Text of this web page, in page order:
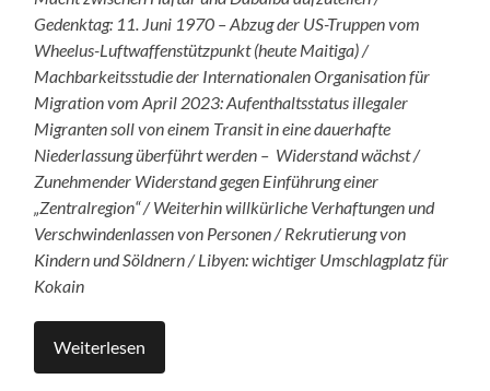
Gedenktag: 11. Juni 1970 – Abzug der US-Truppen vom
Wheelus-Luftwaffenstützpunkt (heute Maitiga) /
Machbarkeitsstudie der Internationalen Organisation für
Migration vom April 2023: Aufenthaltsstatus illegaler
Migranten soll von einem Transit in eine dauerhafte
Niederlassung überführt werden – Widerstand wächst /
Zunehmender Widerstand gegen Einführung einer
„Zentralregion“ / Weiterhin willkürliche Verhaftungen und
Verschwindenlassen von Personen / Rekrutierung von
Kindern und Söldnern / Libyen: wichtiger Umschlagplatz für
Kokain
Weiterlesen